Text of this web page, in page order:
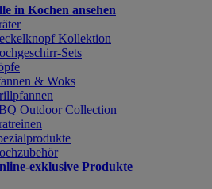
in Kochen ansehen
Kollektion
Sets
& Woks
Outdoor Collection
exklusive Produkte